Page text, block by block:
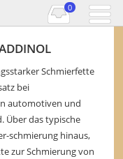
0
Schmierfette
bei
automotiven und
Über das typische
schmierung hinaus,
zur Schmierung von